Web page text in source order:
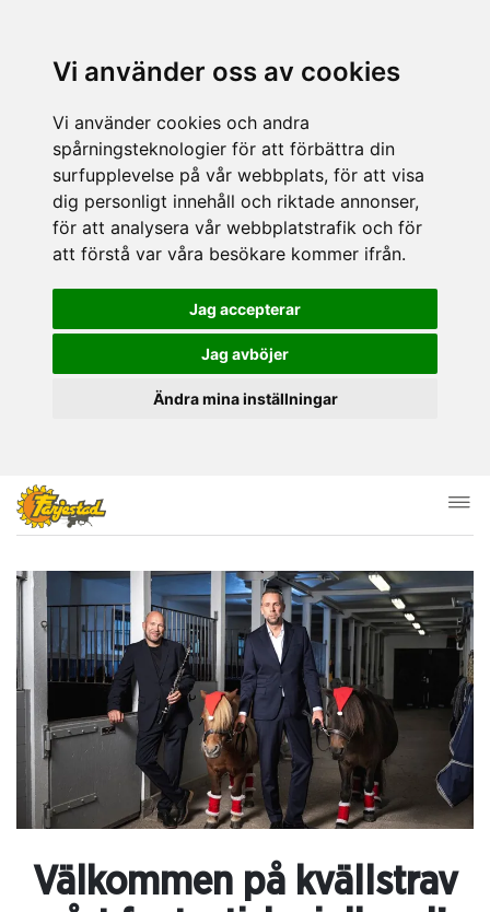
Vi använder oss av cookies
Vi använder cookies och andra
spårningsteknologier för att förbättra din
surfupplevelse på vår webbplats, för att visa
dig personligt innehåll och riktade annonser,
för att analysera vår webbplatstrafik och för
att förstå var våra besökare kommer ifrån.
Jag accepterar
Jag avböjer
Ändra mina inställningar
Välkommen på kvällstrav